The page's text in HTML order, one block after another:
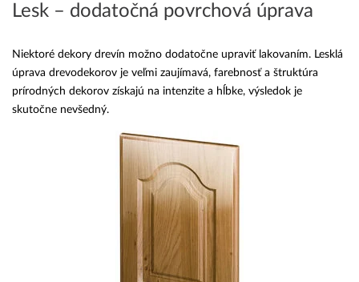
Lesk – dodatočná povrchová úprava
Niektoré dekory drevín možno dodatočne upraviť lakovaním. Lesklá
úprava drevodekorov je veľmi zaujímavá, farebnosť a štruktúra
prírodných dekorov získajú na intenzite a hĺbke, výsledok je
skutočne nevšedný.